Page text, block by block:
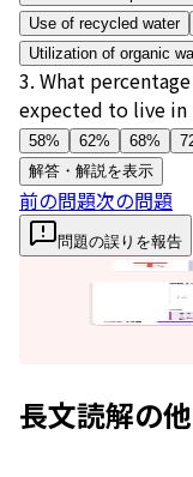
Use of recycled water
Utilization of organic
3. What
expected to live in
58% 62% 68%
解答・解説を表示
前の問題次の問題
問題の誤りを報告
長文読解の